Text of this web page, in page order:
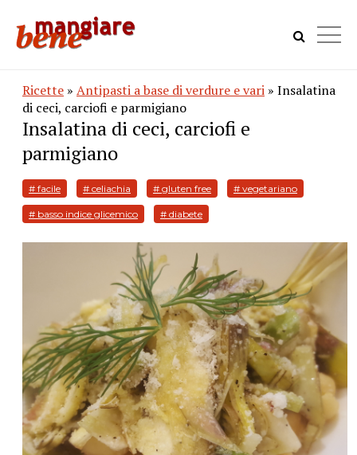
Ricette » Antipasti a base di verdure e vari » Insalatina
di ceci, carciofi e parmigiano
Insalatina di ceci, carciofi e
parmigiano
# facile # celiachia # gluten free # vegetariano
# basso indice glicemico # diabete